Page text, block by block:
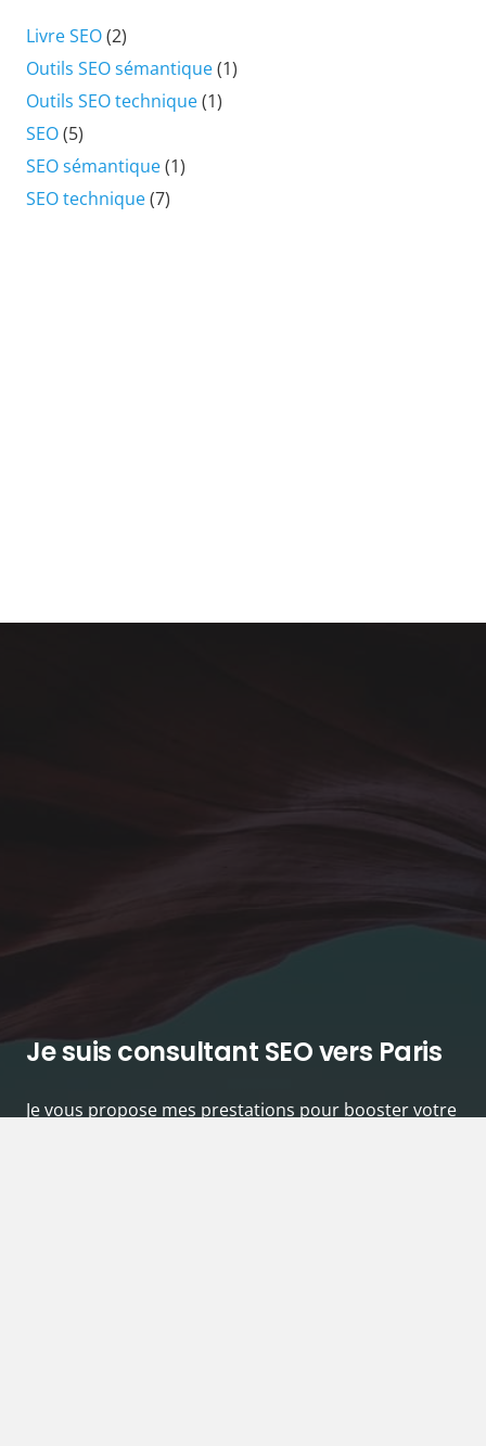
Livre SEO(2)
Outils SEO sémantique(1)
Outils SEO technique(1)
SEO(5)
SEO sémantique(1)
SEO technique(7)
Je suis consultant SEO vers Paris
Je vous propose mes prestations pour booster votre